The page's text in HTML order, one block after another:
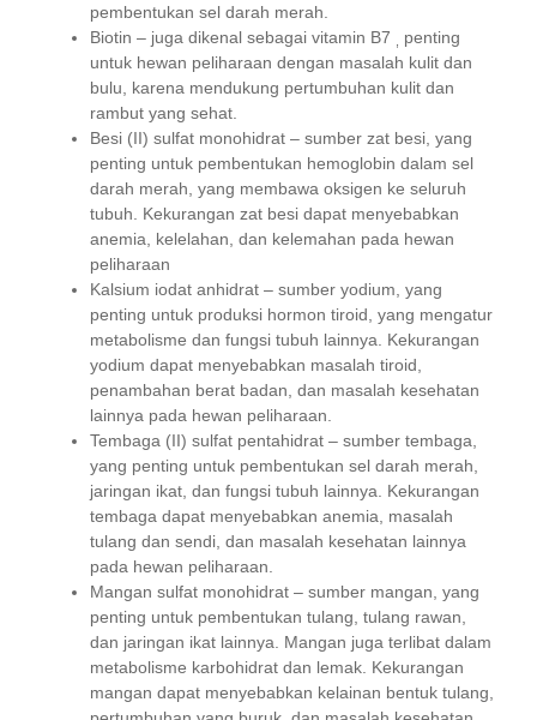
pembentukan sel darah merah.
Biotin – juga dikenal sebagai vitamin B7
penting
untuk hewan peliharaan dengan masalah kulit dan
bulu, karena mendukung pertumbuhan kulit dan
rambut yang sehat.
Besi (II) sulfat monohidrat – sumber zat besi, yang
penting untuk pembentukan hemoglobin dalam sel
darah merah, yang membawa oksigen ke seluruh
tubuh. Kekurangan zat besi dapat menyebabkan
anemia, kelelahan, dan kelemahan pada hewan
peliharaan
Kalsium iodat anhidrat – sumber yodium, yang
penting untuk produksi hormon tiroid, yang mengatur
metabolisme dan fungsi tubuh lainnya. Kekurangan
yodium dapat menyebabkan masalah tiroid,
penambahan berat badan, dan masalah kesehatan
lainnya pada hewan peliharaan.
Tembaga (II) sulfat pentahidrat – sumber tembaga,
yang penting untuk pembentukan sel darah merah,
jaringan ikat, dan fungsi tubuh lainnya. Kekurangan
tembaga dapat menyebabkan anemia, masalah
tulang dan sendi, dan masalah kesehatan lainnya
pada hewan peliharaan.
Mangan sulfat monohidrat – sumber mangan, yang
penting untuk pembentukan tulang, tulang rawan,
dan jaringan ikat lainnya. Mangan juga terlibat dalam
metabolisme karbohidrat dan lemak. Kekurangan
mangan dapat menyebabkan kelainan bentuk tulang,